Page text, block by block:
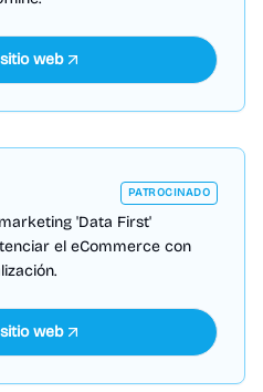
web
PATROCINADO
'Data First'
el eCommerce con
web